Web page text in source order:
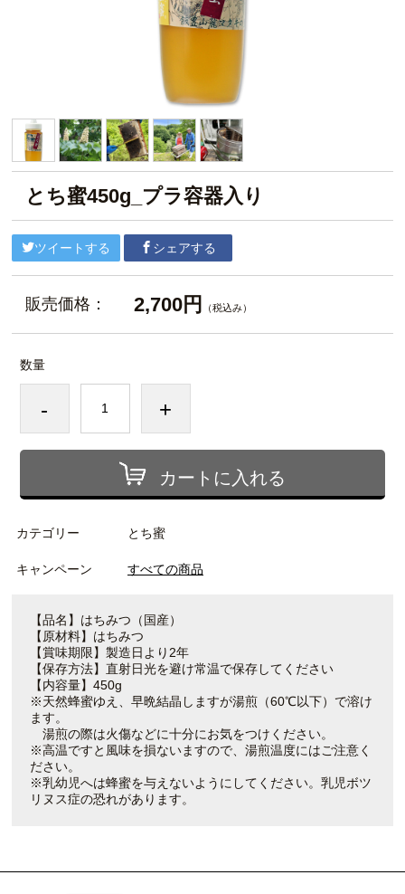
とち蜜450g_プラ容器入り
ツイートする シェアする
販売価格： 2,700円 （税込み）
数量
- +
カートに入れる
カテゴリー とち蜜
キャンペーン すべての商品
【品名】はちみつ（国産）
【原材料】はちみつ
【賞味期限】製造日より2年
【保存方法】直射日光を避け常温で保存してください
【内容量】450g
※天然蜂蜜ゆえ、早晩結晶しますが湯煎（60℃以下）で溶け
ます。
湯煎の際は火傷などに十分にお気をつけください。
※高温ですと風味を損ないますので、湯煎温度にはご注意く
ださい。
※乳幼児へは蜂蜜を与えないようにしてください。乳児ボツ
リヌス症の恐れがあります。